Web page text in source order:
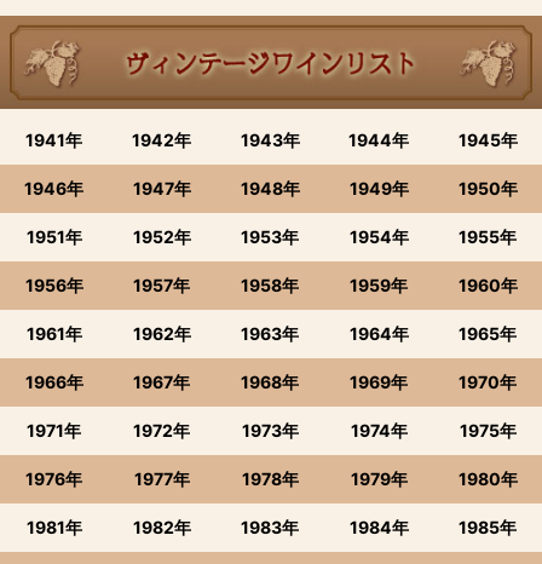
1941年 1942年 1943年 1944年 1945年
1946年 1947年 1948年 1949年 1950年
1951年 1952年 1953年 1954年 1955年
1956年 1957年 1958年 1959年 1960年
1961年 1962年 1963年 1964年 1965年
1966年 1967年 1968年 1969年 1970年
1971年 1972年 1973年 1974年 1975年
1976年 1977年 1978年 1979年 1980年
1981年 1982年 1983年 1984年 1985年